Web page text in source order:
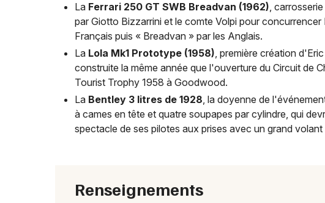
La Ferrari 250 GT SWB Breadvan (1962),
par Giotto Bizzarrini et le comte Volpi pour
Français puis « Breadvan » par les Anglais.
La Lola Mk1 Prototype (1958), première création
construite la même année que l'ouverture du Circuit de
Tourist Trophy 1958 à Goodwood.
La Bentley 3 litres de 1928, la doyenne de
à cames en tête et quatre soupapes par cylindre, qui
spectacle de ses pilotes aux prises avec un grand volant
Renseignements